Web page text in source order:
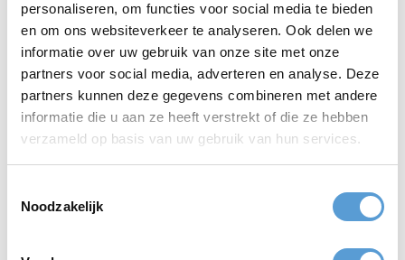
personaliseren, om functies voor social media te bieden
en om ons websiteverkeer te analyseren. Ook delen we
informatie over uw gebruik van onze site met onze
partners voor social media, adverteren en analyse. Deze
partners kunnen deze gegevens combineren met andere
informatie die u aan ze heeft verstrekt of die ze hebben
verzameld op basis van uw gebruik van hun services.
Noodzakelijk
Bingo XL
Sportlich am Strand!
Strandspiele
20,50 38,50
Eisskulpturen Workshop